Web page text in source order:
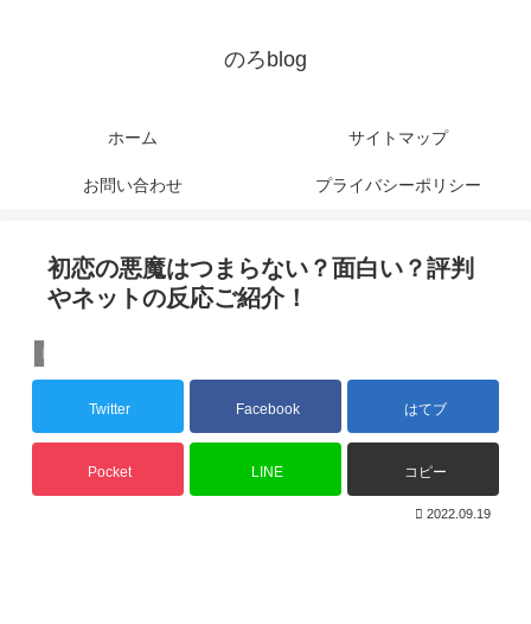
のろblog
ホーム サイトマップ
お問い合わせ プライバシーポリシー
初恋の悪魔はつまらない？面白い？評判
やネットの反応ご紹介！
Twitter Facebook はてブ
Pocket LINE コピー
2022.09.19